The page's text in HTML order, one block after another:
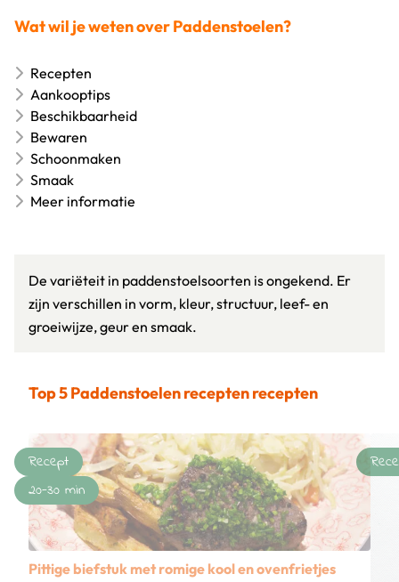
Wat wil je weten over Paddenstoelen?
Recepten
Aankooptips
Beschikbaarheid
Bewaren
Schoonmaken
Smaak
Meer informatie
De variëteit in paddenstoelsoorten is ongekend. Er
zijn verschillen in vorm, kleur, structuur, leef- en
groeiwijze, geur en smaak.
Top 5 Paddenstoelen recepten recepten
Pittige biefstuk met romige kool en ovenfrietjes
Recept
20-30 min